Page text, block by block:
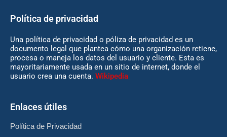
Política de privacidad
Una política de privacidad o póliza de privacidad es un
documento legal que plantea cómo una organización retiene,
procesa o maneja los datos del usuario y cliente. Esta es
mayoritariamente usada en un sitio de internet, donde el
usuario crea una cuenta. Wikipedia
Enlaces útiles
Política de Privacidad